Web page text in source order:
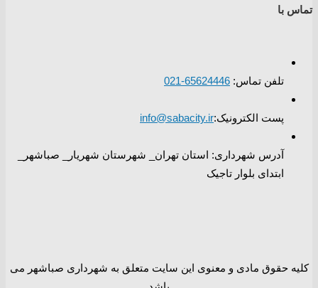
تماس با
تلفن تماس: 65624446-021
پست الکترونیک:info@sabacity.ir
آدرس شهرداری: استان تهران_ شهرستان شهریار_ صباشهر_
ابتدای بلوار تاجیک
کلیه حقوق مادی و معنوی این سایت متعلق به شهرداری صباشهر می